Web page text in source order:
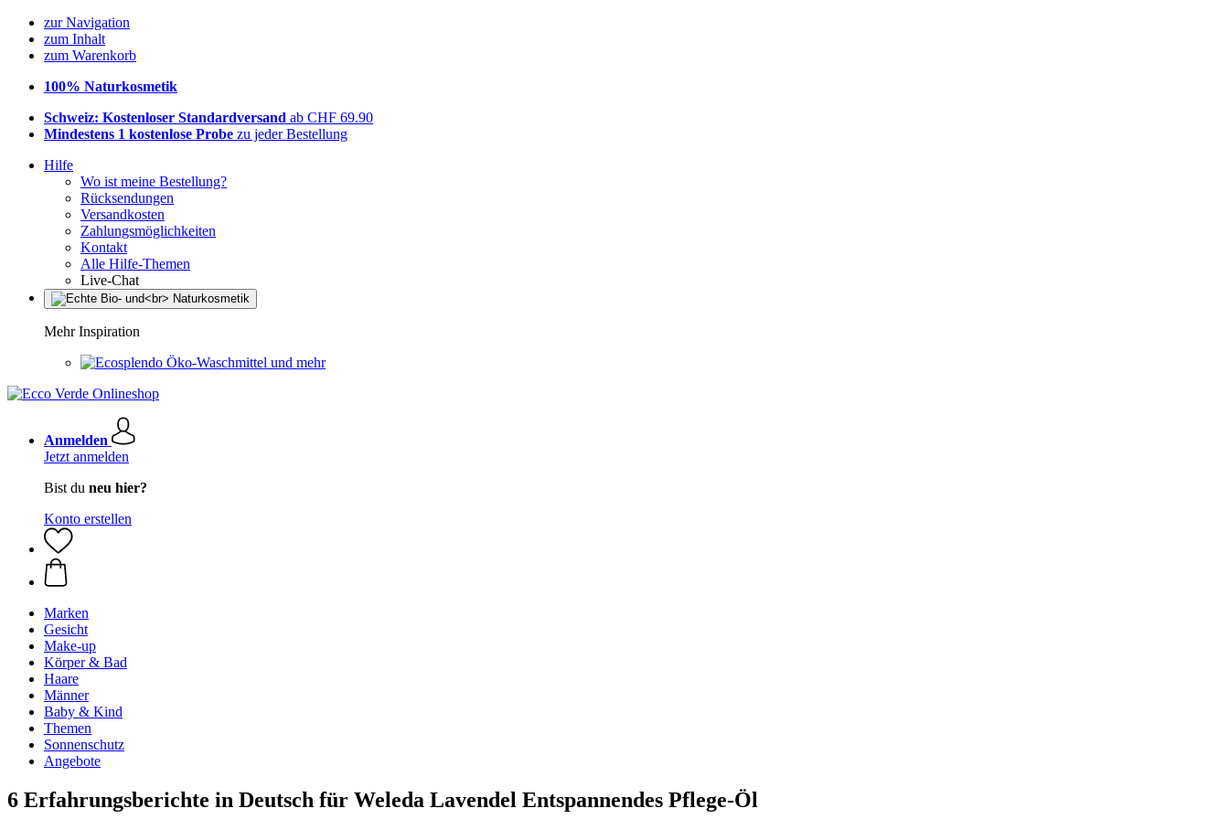
zur Navigation
zum Inhalt
zum Warenkorb
100% Naturkosmetik
Schweiz: Kostenloser Standardversand ab CHF 69.90
Mindestens 1 kostenlose Probe zu jeder Bestellung
Hilfe
Wo ist meine Bestellung?
Rücksendungen
Versandkosten
Zahlungsmöglichkeiten
Kontakt
Alle Hilfe-Themen
Live-Chat
Mehr Inspiration
Öko-Waschmittel und mehr
Anmelden
Jetzt anmelden
Bist du neu hier?
Konto erstellen
Marken
Gesicht
Make-up
Körper & Bad
Haare
Männer
Baby & Kind
Themen
Sonnenschutz
Angebote
6 Erfahrungsberichte in Deutsch für Weleda Lavendel Entspannendes Pflege-Öl